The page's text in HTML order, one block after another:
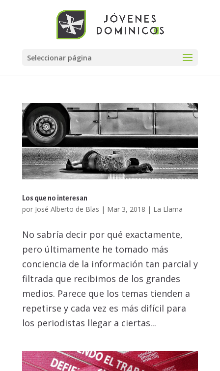
Seleccionar página
Los que no interesan
por José Alberto de Blas | Mar 3, 2018 | La Llama
No sabría decir por qué exactamente,
pero últimamente he tomado más
conciencia de la información tan parcial y
filtrada que recibimos de los grandes
medios. Parece que los temas tienden a
repetirse y cada vez es más difícil para
los periodistas llegar a ciertas...